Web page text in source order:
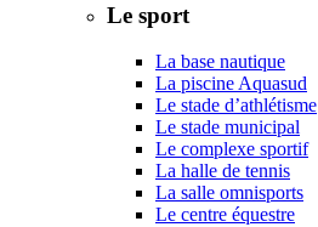
Le sport
La base nautique
La piscine Aquasud
Le stade d’athlétisme
Le stade municipal
Le complexe sportif
La halle de tennis
La salle omnisports
Le centre équestre